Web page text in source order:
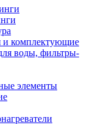
и комплектующие
воды, фильтры-
элементы